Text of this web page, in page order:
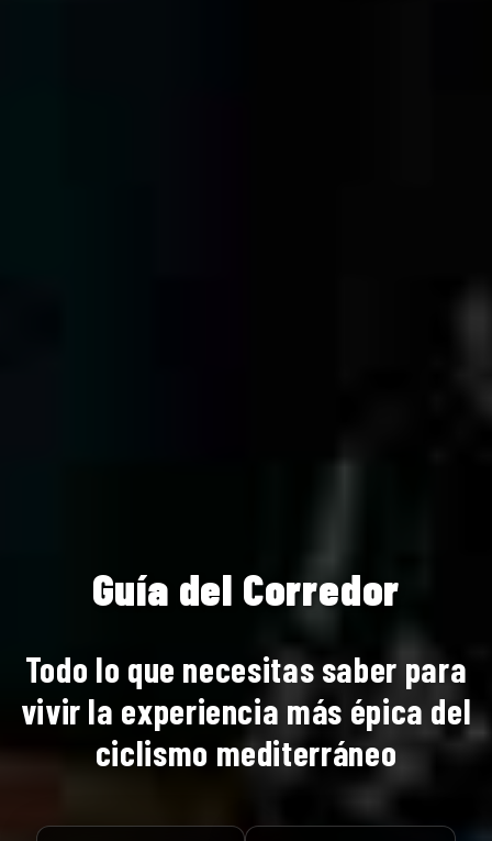
Guía del Corredor
Todo lo que necesitas saber para
vivir la experiencia más épica del
ciclismo mediterráneo